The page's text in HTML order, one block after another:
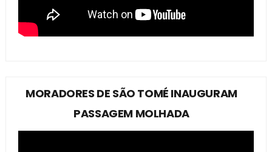
MORADORES DE SÃO TOMÉ INAUGURAM
PASSAGEM MOLHADA